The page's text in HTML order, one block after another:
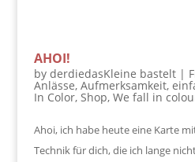
AHOI!
by derdiedasKleine bastelt|
Anlässe, Aufmerksamkeit,
In Color, Shop, We fall in
Ahoi, ich habe heute eine Karte
Technik für dich, die ich lange